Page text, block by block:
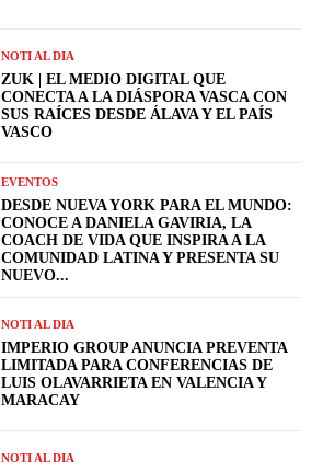
NOTI AL DIA
ZUK | EL MEDIO DIGITAL QUE
CONECTA A LA DIÁSPORA VASCA CON
SUS RAÍCES DESDE ÁLAVA Y EL PAÍS
VASCO
EVENTOS
DESDE NUEVA YORK PARA EL MUNDO:
CONOCE A DANIELA GAVIRIA, LA
COACH DE VIDA QUE INSPIRA A LA
COMUNIDAD LATINA Y PRESENTA SU
NUEVO...
NOTI AL DIA
IMPERIO GROUP ANUNCIA PREVENTA
LIMITADA PARA CONFERENCIAS DE
LUIS OLAVARRIETA EN VALENCIA Y
MARACAY
NOTI AL DIA